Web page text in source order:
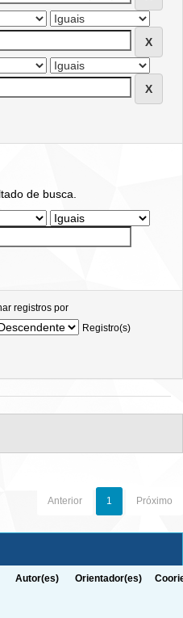
de busca.
registros por
Registro(s)
Anterior 1 Próximo
Autor(es) Orientador(es)